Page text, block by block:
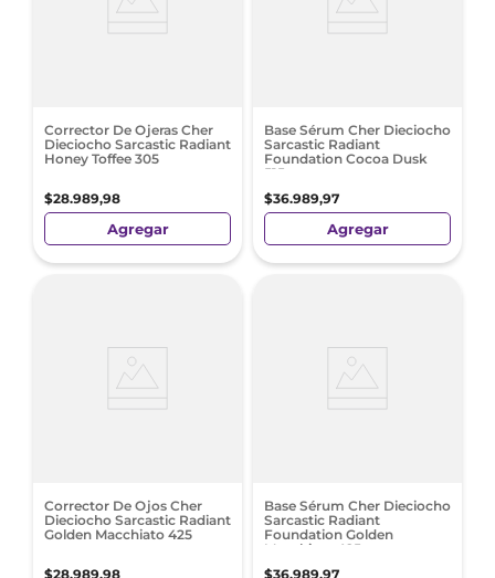
Corrector De Ojeras Cher
Dieciocho Sarcastic Radiant
Honey Toffee 305
$28.989,98
Agregar
Base Sérum Cher Dieciocho
Sarcastic Radiant
Foundation Cocoa Dusk
515
$36.989,97
Agregar
Corrector De Ojos Cher
Dieciocho Sarcastic Radiant
Golden Macchiato 425
$28.989,98
Base Sérum Cher Dieciocho
Sarcastic Radiant
Foundation Golden
Macchiato 425
$36.989,97